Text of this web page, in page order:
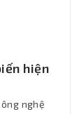
hiện
nghệ